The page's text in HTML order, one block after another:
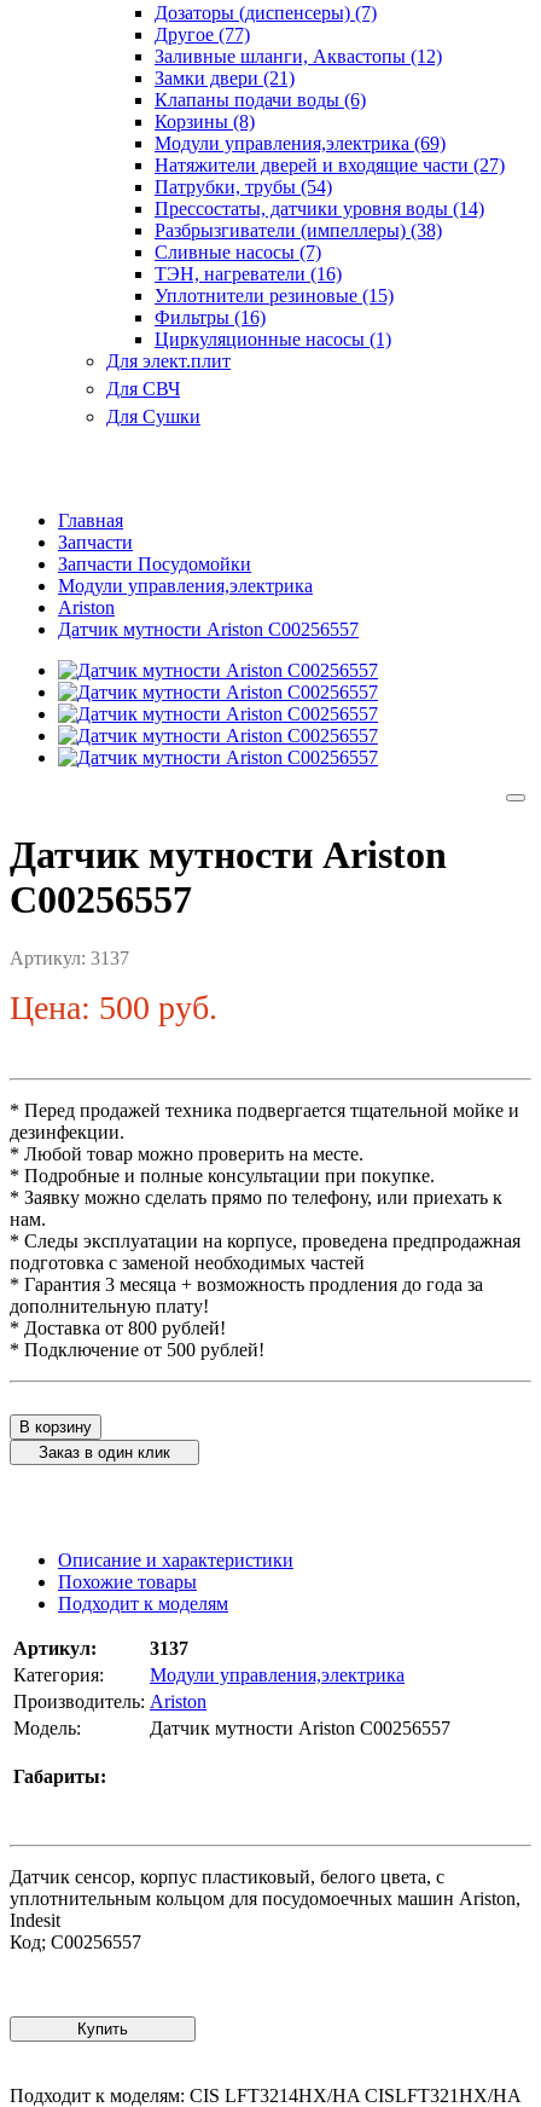
Дозаторы (диспенсеры) (7)
Другое (77)
Заливные шланги, Аквастопы (12)
Замки двери (21)
Клапаны подачи воды (6)
Корзины (8)
Модули управления,электрика (69)
Натяжители дверей и входящие части (27)
Патрубки, трубы (54)
Прессостаты, датчики уровня воды (14)
Разбрызгиватели (импеллеры) (38)
Сливные насосы (7)
ТЭН, нагреватели (16)
Уплотнители резиновые (15)
Фильтры (16)
Циркуляционные насосы (1)
Для элект.плит
Для СВЧ
Для Сушки
Главная
Запчасти
Запчасти Посудомойки
Модули управления,электрика
Ariston
Датчик мутности Ariston C00256557
Датчик мутности Ariston
C00256557
Артикул: 3137
Цена: 500 руб.
* Перед продажей техника подвергается тщательной мойке и
дезинфекции.
* Любой товар можно проверить на месте.
* Подробные и полные консультации при покупке.
* Заявку можно сделать прямо по телефону, или приехать к
нам.
* Следы эксплуатации на корпусе, проведена предпродажная
подготовка с заменой необходимых частей
* Гарантия 3 месяца + возможность продления до года за
дополнительную плату!
* Доставка от 800 рублей!
* Подключение от 500 рублей!
В корзину
Заказ в один клик
Описание и характеристики
Похожие товары
Подходит к моделям
Артикул:
3137
Категория:
Модули управления,электрика
Производитель: Ariston
Модель:
Датчик мутности Ariston C00256557
Габариты:
Датчик сенсор, корпус пластиковый, белого цвета, с
уплотнительным кольцом для посудомоечных машин Ariston,
Indesit
Код; C00256557
Подходит к моделям: CIS LFT3214HX/HA CISLFT321HX/HA